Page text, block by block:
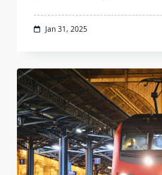
Jan 31, 2025